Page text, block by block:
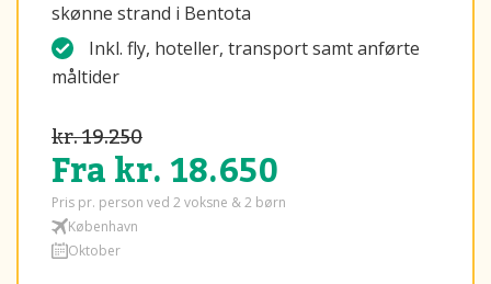
skønne strand i Bentota
Inkl. fly, hoteller, transport samt anførte
måltider
kr. 19.250
Fra kr. 18.650
Pris pr. person ved 2 voksne & 2 børn
København
Oktober